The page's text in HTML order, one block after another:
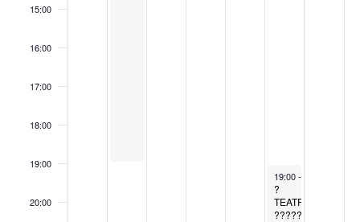
15:00
16:00
17:00
18:00
19:00
20:00
March 22, 2025
19:00-
?
TEATRO:
?????